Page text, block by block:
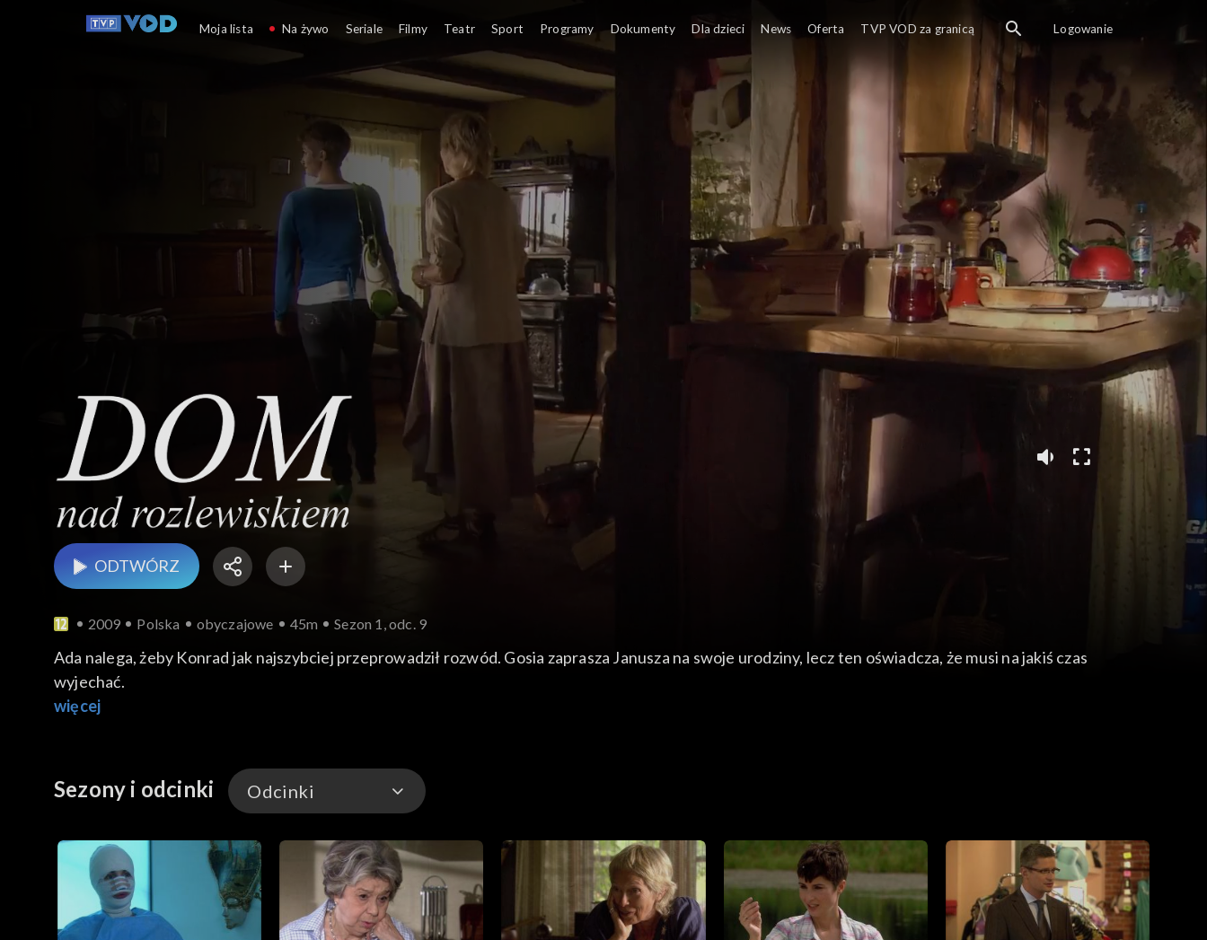
ODTWÓRZ
2009 Polska obyczajowe 45m Sezon 1, odc. 9
Ada nalega, żeby Konrad jak najszybciej przeprowadził rozwód. Gosia zaprasza Janusza na swoje urodziny, lecz ten oświadcza, że musi na jakiś czas
wyjechać.
więcej
Sezony i odcinki Odcinki
Odcinki
Moja lista Na żywo Seriale Filmy Teatr Sport Programy Dokumenty Dla dzieci News Oferta TVP VOD za granicą Logowanie